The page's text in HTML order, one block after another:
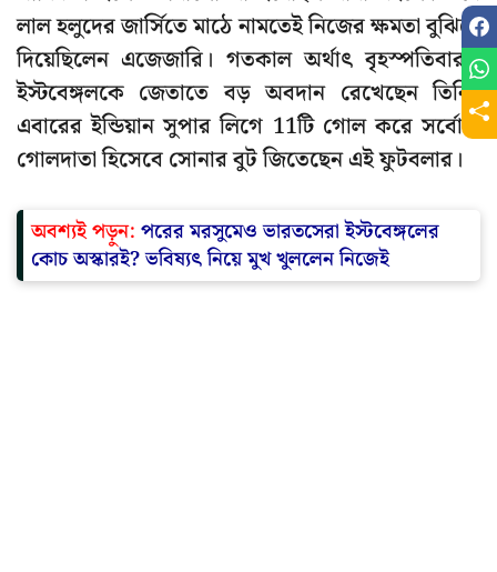
লাল হলুদের জার্সিতে মাঠে নামতেই নিজের ক্ষমতা বুঝিয়ে
দিয়েছিলেন এজেজারি। গতকাল অর্থাৎ বৃহস্পতিবারও
ইস্টবেঙ্গলকে জেতাতে বড় অবদান রেখেছেন তিনি।
এবারের ইন্ডিয়ান সুপার লিগে 11টি গোল করে সর্বোচ্চ
গোলদাতা হিসেবে সোনার বুট জিতেছেন এই ফুটবলার।
অবশ্যই পড়ুন: পরের মরসুমেও ভারতসেরা ইস্টবেঙ্গলের
কোচ অস্কারই? ভবিষ্যৎ নিয়ে মুখ খুললেন নিজেই